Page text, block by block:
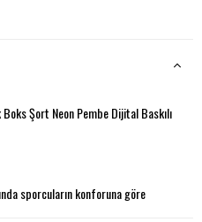
Şort Neon Pembe Dijital Baskılı
sporcuların konforuna göre